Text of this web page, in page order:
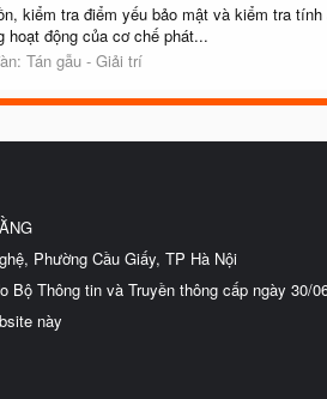
kiểm tra điểm yếu bảo mật và kiểm tra
hoạt động của cơ chế phát...
Tán gẫu - Giải trí
Phường Cầu Giấy, TP Hà Nội
Thông tin và Truyền thông cấp ngày 30/
này